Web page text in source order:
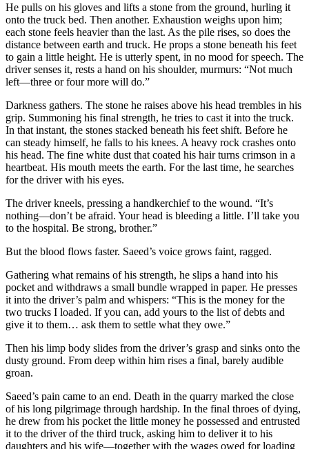
He pulls on his gloves and lifts a stone
onto the truck bed. Then another.
each stone feels heavier than the last.
distance between earth and truck. He
to gain a little height. He is utterly
driver senses it, rests a hand on his
left—three or four more will do.”
Darkness gathers. The stone he raises
grip. Summoning his final strength, he
In that instant, the stones stacked
can steady himself, he falls to his knees.
his head. The fine white dust that
heartbeat. His mouth meets the earth.
The driver kneels, pressing a
nothing—don’t be afraid. Your head is
to the hospital. Be strong, brother.”
But the blood flows faster. Saeed’s
Gathering what remains of his strength,
pocket and withdraws a small bundle
it into the driver’s palm and whispers:
two trucks I loaded. If you can, add
give it to them… ask them to settle what
Then his limp body slides from the
dusty ground. From deep within him
Saeed’s pain came to an end. Death in
of his long pilgrimage through
he drew from his pocket the little money
it to the driver of the third truck, asking
daughters and his wife—together with